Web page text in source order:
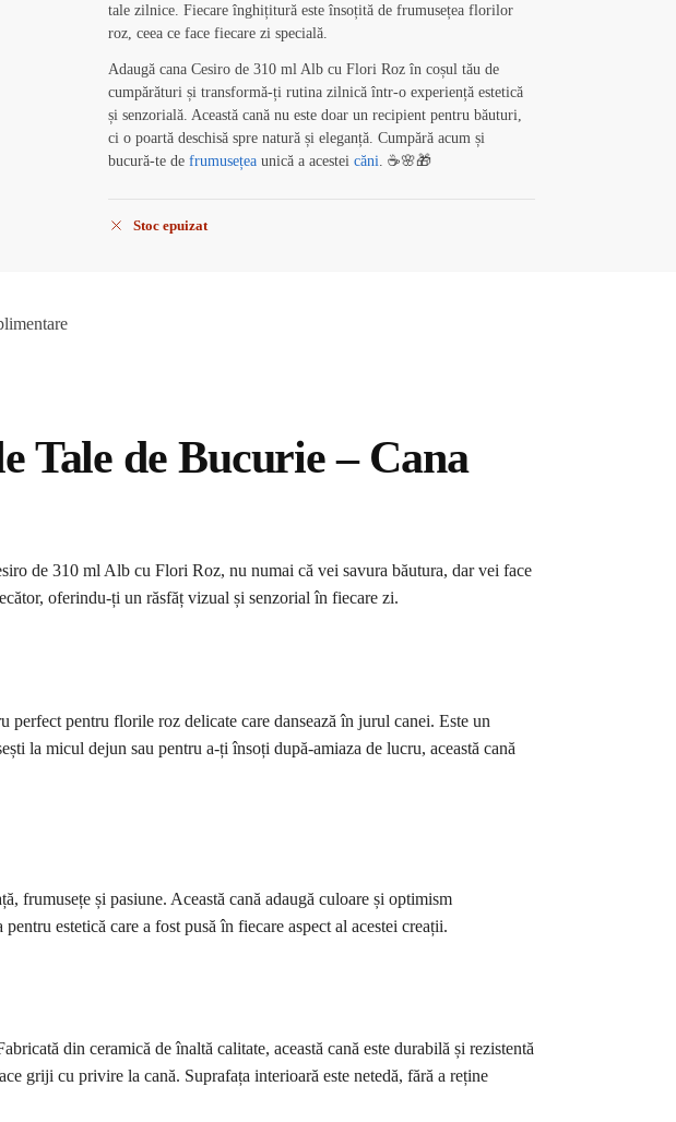
tale zilnice. Fiecare înghițitură este însoțită de frumusețea florilor
roz, ceea ce face fiecare zi specială.
Adaugă cana Cesiro de 310 ml Alb cu Flori Roz în coșul tău de
cumpărături și transformă-ți rutina zilnică într-o experiență estetică
și senzorială. Această cană nu este doar un recipient pentru băuturi,
ci o poartă deschisă spre natură și eleganță. Cumpără acum și
bucură-te defrumusețea unică a acesteicăni . ☕🌸🎁
Stoc epuizat
Tale de Bucurie – Cana
de 310 ml Alb cu Flori Roz, nu numai că vei savura băutura, dar vei face
oferindu-ți un răsfăț vizual și senzorial în fiecare zi.
pentru florile roz delicate care dansează în jurul canei. Este un
la micul dejun sau pentru a-ți însoți după-amiaza de lucru, această cană
frumusețe și pasiune. Această cană adaugă culoare și optimism
estetică care a fost pusă în fiecare aspect al acestei creații.
din ceramică de înaltă calitate, această cană este durabilă și rezistentă
griji cu privire la cană. Suprafața interioară este netedă, fără a reține